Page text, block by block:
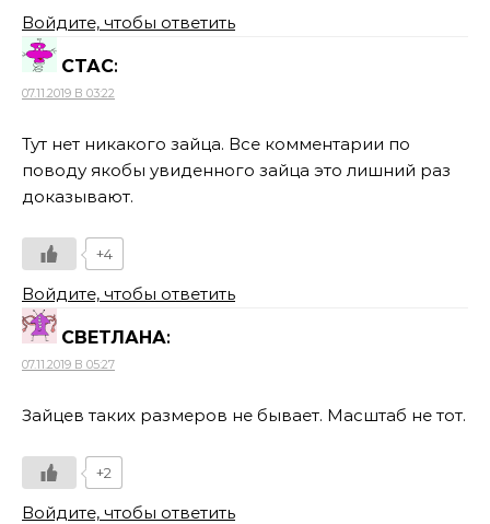
Войдите, чтобы ответить
СТАС:
07.11.2019 В 03:22
Тут нет никакого зайца. Все комментарии по
поводу якобы увиденного зайца это лишний раз
доказывают.
+4
Войдите, чтобы ответить
СВЕТЛАНА:
07.11.2019 В 05:27
Зайцев таких размеров не бывает. Масштаб не тот.
+2
Войдите, чтобы ответить